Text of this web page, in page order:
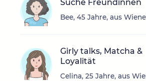
Suche Freundinnen
Bee, 45 Jahre, aus
Girly talks, Matcha &
Loyalität
Celina, 25 Jahre, aus